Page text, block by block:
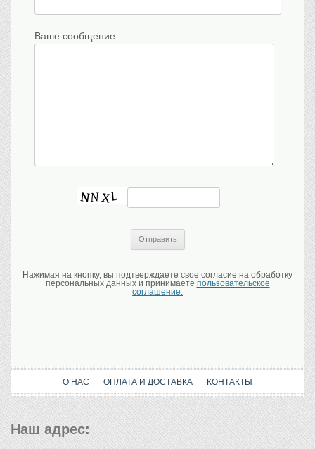
Ваше сообщение
Нажимая на кнопку, вы подтверждаете свое согласие на обработку
персональных данных и принимаете пользовательское
соглашение.
О НАС ОПЛАТА И ДОСТАВКА КОНТАКТЫ
Наш адрес: